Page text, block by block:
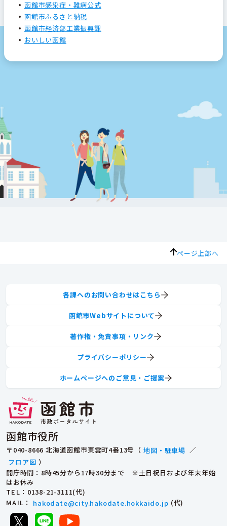
函館市感染症・難病公式
函館市ふるさと納税
函館市経済部工業振興課
おいしい函館
ページ上部へ
函館市役所
〒040-8666 北海道函館市東雲町4番13号（ 地図・駐車場 ／
フロア図 ）
開庁時間：8時45分から17時30分まで ※土日祝日および年末年始
はお休み
TEL ：0138-21-3111(代)
MAIL ： hakodate@city.hakodate.hokkaido.jp (代)
各課へのお問い合わせはこちら
函館市Webサイトについて
著作権・免責事項・リンク
プライバシーポリシー
ホームページへのご意見・ご提案